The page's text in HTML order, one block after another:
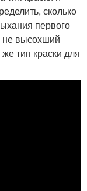
сколько
первого
не высохший
тип краски для